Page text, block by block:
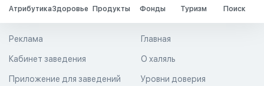
АтрибутикаЗдоровье Продукты Фонды Туризм Поиск
Главная
О халяль
Уровни доверия
Реклама
Кабинет заведения
Приложение для заведений